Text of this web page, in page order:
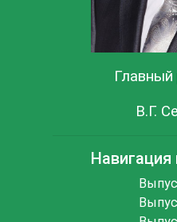
В.Г.
Навигация